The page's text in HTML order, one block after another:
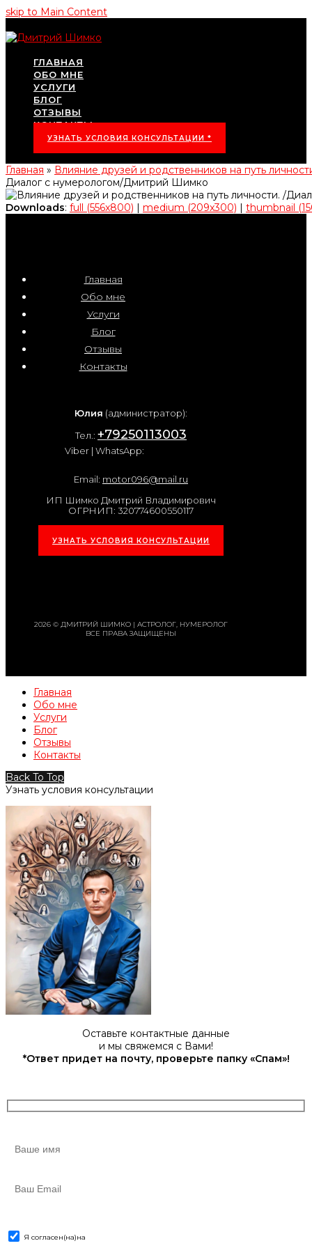
skip to Main Content
ГЛАВНАЯ
ОБО МНЕ
УСЛУГИ
БЛОГ
ОТЗЫВЫ
КОНТАКТЫ
УЗНАТЬ УСЛОВИЯ КОНСУЛЬТАЦИИ *
Главная » Влияние друзей и родственников на путь
Диалог с нумерологом/Дмитрий Шимко
Downloads: full (556x800) | medium (209x300) | thumbnail
Главная
Обо мне
Услуги
Блог
Отзывы
Контакты
Юлия (администратор):
Тел.: +79250113003
Viber | WhatsApp:
Email: motor096@mail.ru
ИП Шимко Дмитрий Владимирович
ОГРНИП: 320774600550117
УЗНАТЬ УСЛОВИЯ КОНСУЛЬТАЦИИ
2026 © ДМИТРИЙ ШИМКО | АСТРОЛОГ, НУМЕРОЛОГ
ВСЕ ПРАВА ЗАЩИЩЕНЫ
Главная
Обо мне
Услуги
Блог
Отзывы
Контакты
Back To Top
Узнать условия консультации
Оставьте контактные данные
и мы свяжемся с Вами!
*Ответ придет на почту, проверьте папку «Спам»!
Я согласен(на)на